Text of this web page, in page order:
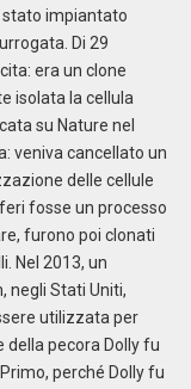
stato impiantato
Di 29
era un clone
isolata la cellula
su Nature nel
veniva cancellato un
delle cellule
fosse un processo
furono poi clonati
Nel 2013, un
negli Stati Uniti,
utilizzata per
della pecora Dolly fu
perché Dolly fu